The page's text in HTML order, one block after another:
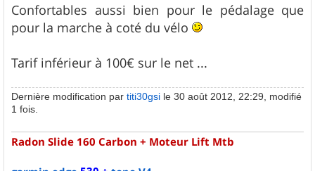
Confortables aussi bien pour le pédalage que
pour la marche à coté du vélo
Tarif inférieur à 100€ sur le net ...
Dernière modification par titi30gsi le 30 août 2012, 22:29, modifié
1 fois.
Radon Slide 160 Carbon + Moteur Lift Mtb